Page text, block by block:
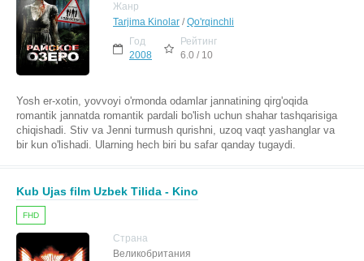
Жанр
Tarjima Kinolar /Qo'rqinchli
Год
2008
Рейтинг
6.0 / 10
Yosh er-xotin, yovvoyi o'rmonda odamlar jannatining qirg'oqida
romantik jannatda romantik pardali bo'lish uchun shahar tashqarisiga
chiqishadi. Stiv va Jenni turmush qurishni, uzoq vaqt yashanglar va
bir kun o'lishadi. Ularning hech biri bu safar qanday tugaydi.
Kub Ujas film Uzbek Tilida - Kino
FHD
Страна
Великобритания